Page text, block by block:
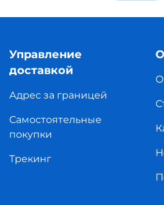
Управление
доставкой
Адрес за границей
Самостоятельные
покупки
Трекинг